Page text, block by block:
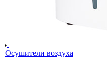
Осушители воздуха